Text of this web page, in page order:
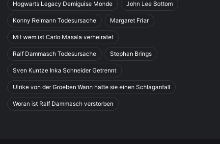
Hogwarts Legacy Demiguise Monde John Lee Bottom
Konny Reimann Todesursache Margaret Friar
Mit wem ist Carlo Masala verheiratet
Ralf Dammasch Todesursache Stephan Brings
Sven Kuntze Inka Schneider Getrennt
Ulrike von der Groeben Wann hatte sie einen Schlaganfall
Woran ist Ralf Dammasch verstorben